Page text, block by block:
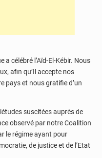
a célébré l’Aïd-El-Kébir. Nous
afin qu’Il accepte nos
pays et nous gratifie d’un
suscitées auprès de
observé par notre Coalition
le régime ayant pour
de justice et de l’Etat